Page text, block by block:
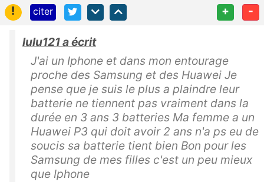
!
citer + -
lulu121 a écrit
J'ai un Iphone et dans mon entourage
proche des Samsung et des Huawei Je
pense que je suis le plus a plaindre leur
batterie ne tiennent pas vraiment dans la
durée en 3 ans 3 batteries Ma femme a un
Huawei P3 qui doit avoir 2 ans n'a ps eu de
soucis sa batterie tient bien Bon pour les
Samsung de mes filles c'est un peu mieux
que Iphone